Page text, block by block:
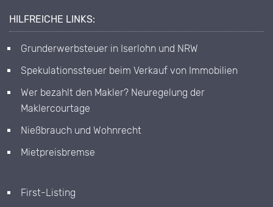
HILFREICHE LINKS:
Grunderwerbsteuer in Iserlohn und NRW
Spekulationssteuer beim Verkauf von Immobilien
Wer bezahlt den Makler? Neuregelung der
Maklercourtage
Nießbrauch und Wohnrecht
Mietpreisbremse
First-Listing